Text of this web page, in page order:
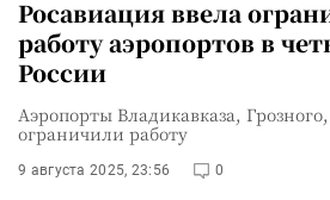
Росавиация ввела
работу аэропортов в
России
Аэропорты Владикавказа,
ограничили работу
9 августа 2025, 23:56 0